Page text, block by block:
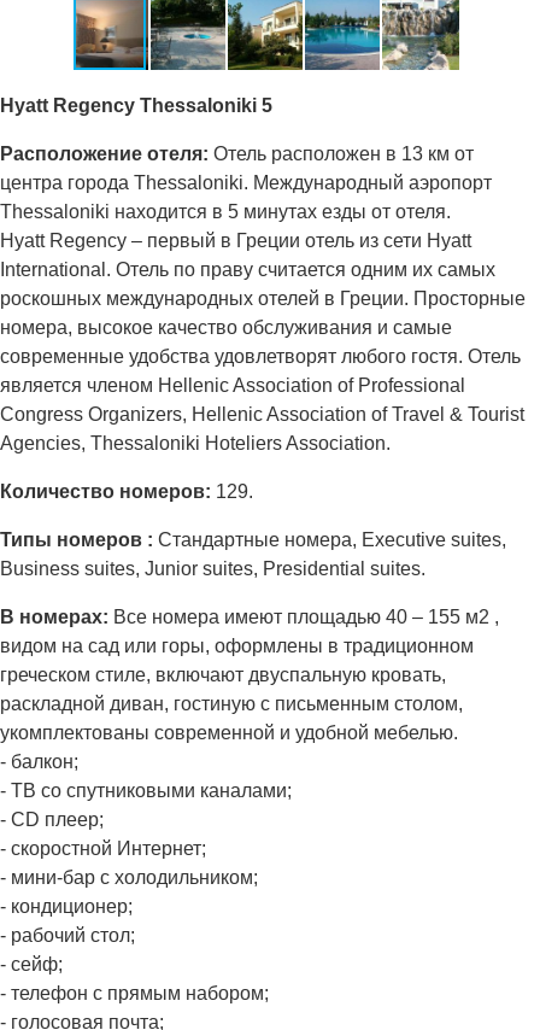
Hyatt Regency Thessaloniki 5
Расположение отеля: Отель расположен в 13 км от
центра города Thessaloniki. Международный аэропорт
Thessaloniki находится в 5 минутах езды от отеля.
Hyatt Regency – первый в Греции отель из сети Hyatt
International. Отель по праву считается одним их самых
роскошных международных отелей в Греции. Просторные
номера, высокое качество обслуживания и самые
современные удобства удовлетворят любого гостя. Отель
является членом Hellenic Association of Professional
Congress Organizers, Hellenic Association of Travel & Tourist
Agencies, Thessaloniki Hoteliers Association.
Количество номеров: 129.
Типы номеров : Стандартные номера, Executive suites,
Business suites, Junior suites, Presidential suites.
В номерах: Все номера имеют площадью 40 – 155 м2 ,
видом на сад или горы, оформлены в традиционном
греческом стиле, включают двуспальную кровать,
раскладной диван, гостиную с письменным столом,
укомплектованы современной и удобной мебелью.
- балкон;
- ТВ со спутниковыми каналами;
- CD плеер;
- скоростной Интернет;
- мини-бар с холодильником;
- кондиционер;
- рабочий стол;
- сейф;
- телефон с прямым набором;
- голосовая почта;